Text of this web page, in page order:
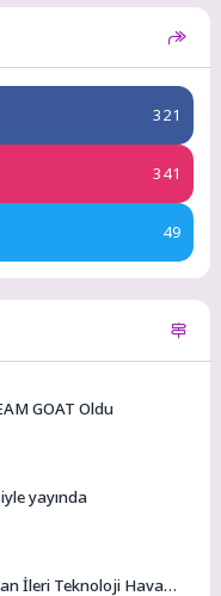
321
341
49
GOAT Oldu
yayında
İleri Teknoloji Hava